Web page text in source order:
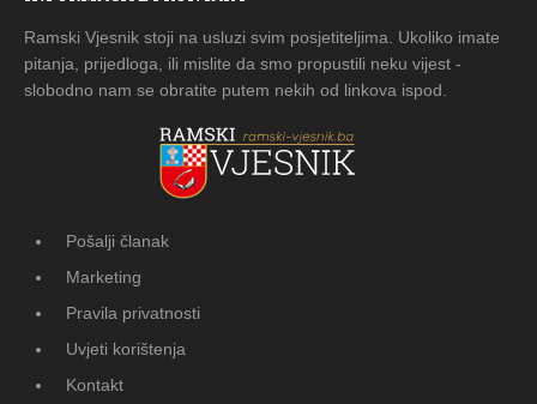
Ramski Vjesnik stoji na usluzi svim posjetiteljima. Ukoliko imate
pitanja, prijedloga, ili mislite da smo propustili neku vijest -
slobodno nam se obratite putem nekih od linkova ispod.
Pošalji članak
Marketing
Pravila privatnosti
Uvjeti korištenja
Kontakt